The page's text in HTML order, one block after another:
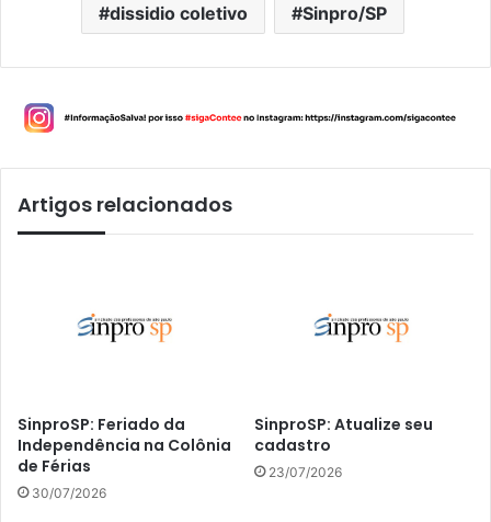
dissidio coletivo Sinpro/SP
Artigos relacionados
SinproSP: Feriado da
Independência na Colônia
de Férias
30/07/2026
SinproSP: Atualize seu
cadastro
23/07/2026